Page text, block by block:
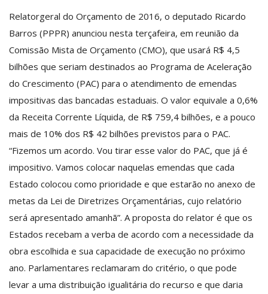
Relator­geral do Orçamento de 2016, o deputado Ricardo
Barros (PP­PR) anunciou nesta terça­feira, em reunião da
Comissão Mista de Orçamento (CMO), que usará R$ 4,5
bilhões que seriam destinados ao Programa de Aceleração
do Crescimento (PAC) para o atendimento de emendas
impositivas das bancadas estaduais. O valor equivale a 0,6%
da Receita Corrente Líquida, de R$ 759,4 bilhões, e a pouco
mais de 10% dos R$ 42 bilhões previstos para o PAC.
“Fizemos um acordo. Vou tirar esse valor do PAC, que já é
impositivo. Vamos colocar naquelas emendas que cada
Estado colocou como prioridade e que estarão no anexo de
metas da Lei de Diretrizes Orçamentárias, cujo relatório
será apresentado amanhã”. A proposta do relator é que os
Estados recebam a verba de acordo com a necessidade da
obra escolhida e sua capacidade de execução no próximo
ano. Parlamentares reclamaram do critério, o que pode
levar a uma distribuição igualitária do recurso e que daria